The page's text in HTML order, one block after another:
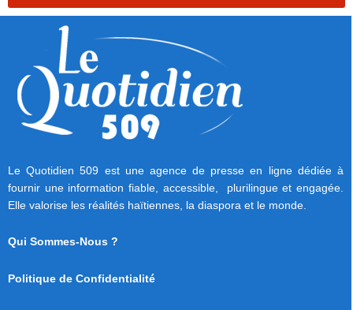
Le Quotidien 509 est une agence de presse en ligne dédiée à
fournir une information fiable, accessible, plurilingue et engagée.
Elle valorise les réalités haïtiennes, la diaspora et le monde.
Qui Sommes-Nous ?
Politique de Confidentialité